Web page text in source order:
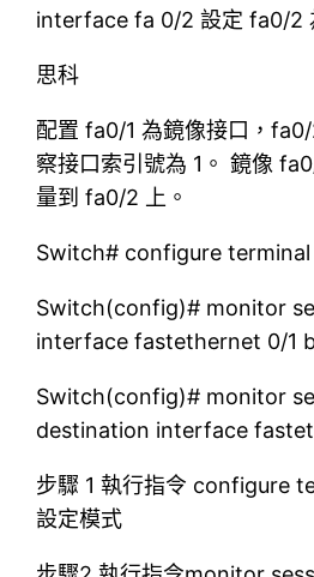
interface fa 0/2 設定 fa0/2
思科
配置 fa0/1 為鏡像接口，
察接口索引號為 1。 鏡像
量到 fa0/2 上。
Switch# configure terminal
Switch(config)# monitor
interface fastethernet 0/1
Switch(config)# monitor
destination interface
步驟 1 執行指令 configure
設定模式